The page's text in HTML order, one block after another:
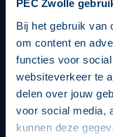
PEC Zwolle
Bij het gebruik van
om content en
functies voor
websiteverkeer te
delen over jouw
voor social media,
kunnen deze